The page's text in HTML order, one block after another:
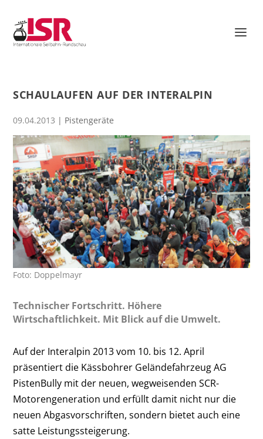
SCHAULAUFEN AUF DER INTERALPIN
09.04.2013 | Pistengeräte
Foto: Doppelmayr
Technischer Fortschritt. Höhere
Wirtschaftlichkeit. Mit Blick auf die Umwelt.
Auf der Interalpin 2013 vom 10. bis 12. April
präsentiert die Kässbohrer Geländefahrzeug AG
PistenBully mit der neuen, wegweisenden SCR-
Motorengeneration und erfüllt damit nicht nur die
neuen Abgasvorschriften, sondern bietet auch eine
satte Leistungssteigerung.